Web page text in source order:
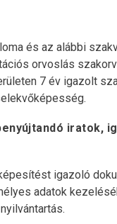
és az alábbi
orvoslás
7 év igazolt
iratok,
igazoló
adatok